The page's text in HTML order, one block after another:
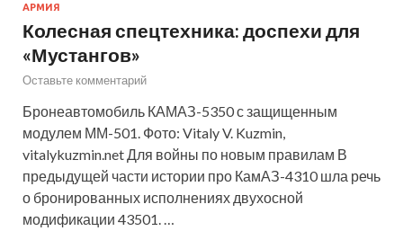
АРМИЯ
Колесная спецтехника: доспехи для
«Мустангов»
Оставьте комментарий
Бронеавтомобиль КАМАЗ-5350 с защищенным
модулем ММ-501. Фото: Vitaly V. Kuzmin,
vitalykuzmin.net Для войны по новым правилам В
предыдущей части истории про КамАЗ-4310 шла речь
о бронированных исполнениях двухосной
модификации 43501. …